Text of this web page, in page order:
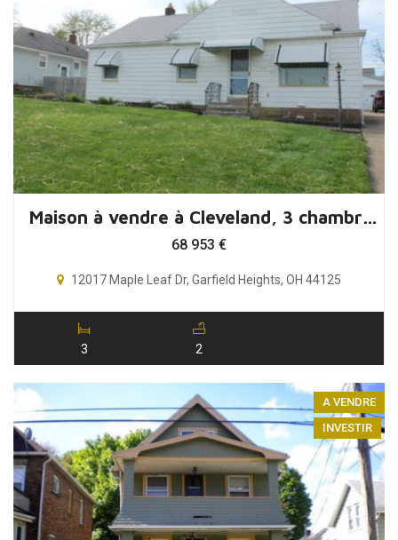
Maison à vendre à Cleveland, 3 chambres, Ohio, USA
68 953 €
12017 Maple Leaf Dr, Garfield Heights, OH 44125
3 2
A VENDRE
INVESTIR